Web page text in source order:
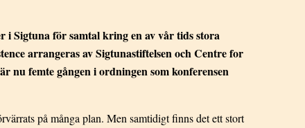
i Sigtuna för samtal kring en av vår tids stora
arrangeras av Sigtunastiftelsen och Centre for
nu femte gången i ordningen som konferensen
på många plan. Men samtidigt finns det ett stort